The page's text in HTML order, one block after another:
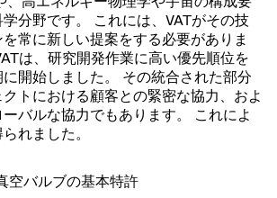
分野です。 これには、VATがその技
常に新しい提案をする必要がありま
は、研究開発作業に高い優先順位を
開始しました。 その統合された部分
トにおける顧客との緊密な協力、およ
バルな協力でもあります。 これによ
れました。
空バルブの基本特許